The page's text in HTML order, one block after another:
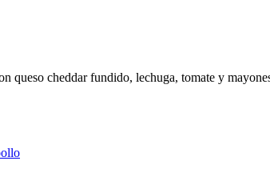
cheddar fundido, lechuga, tomate y